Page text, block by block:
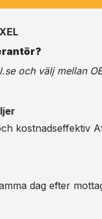
och välj mellan
kostnadseffektiv
dag efter